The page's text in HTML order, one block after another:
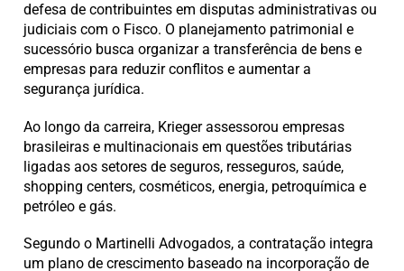
defesa de contribuintes em disputas administrativas ou
judiciais com o Fisco. O planejamento patrimonial e
sucessório busca organizar a transferência de bens e
empresas para reduzir conflitos e aumentar a
segurança jurídica.
Ao longo da carreira, Krieger assessorou empresas
brasileiras e multinacionais em questões tributárias
ligadas aos setores de seguros, resseguros, saúde,
shopping centers, cosméticos, energia, petroquímica e
petróleo e gás.
Segundo o Martinelli Advogados, a contratação integra
um plano de crescimento baseado na incorporação de